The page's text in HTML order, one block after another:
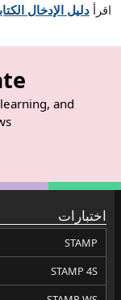
اقرأدليل الإدخال
and
اختبارات
STAMP
STAMP 4S